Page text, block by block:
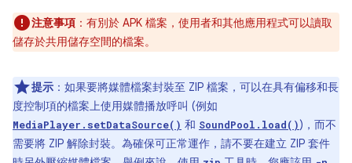
注意事項 ：有別於 APK 檔案，使用者和其他應用程式可以讀取
儲存於共用儲存空間的檔案。
提示 ：如果要將媒體檔案封裝至 ZIP 檔案，可以在具有偏移和長
度控制項的檔案上使用媒體播放呼叫 (例如
MediaPlayer.setDataSource() 和 SoundPool.load())，而不
需要將 ZIP 解除封裝。為確保可正常運作，請不要在建立 ZIP 套件